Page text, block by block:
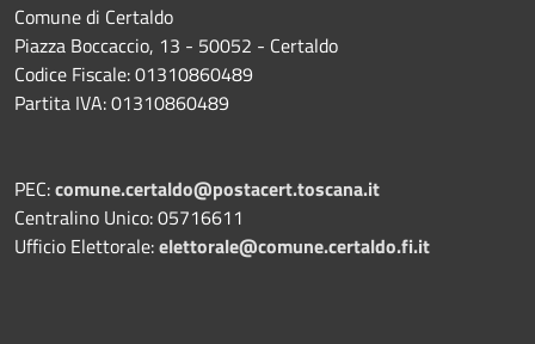
Comune di Certaldo
Piazza Boccaccio, 13 - 50052 - Certaldo
Codice Fiscale: 01310860489
Partita IVA: 01310860489
PEC:comune.certaldo@postacert.toscana.it
Centralino Unico: 05716611
Ufficio Elettorale:elettorale@comune.certaldo.fi.it